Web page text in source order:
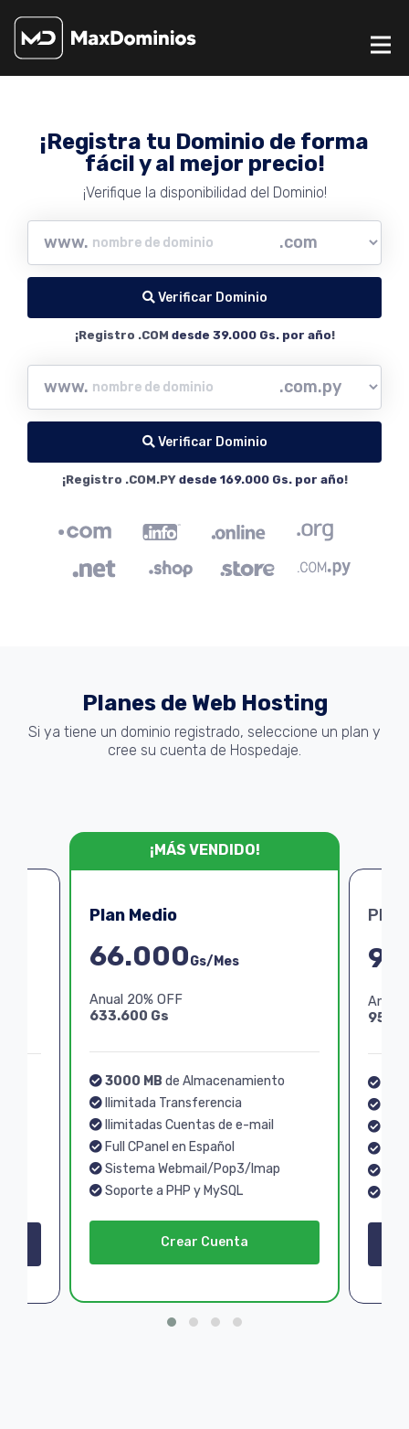
¡Registra tu Dominio de forma
fácil y al mejor precio!
¡Verifique la disponibilidad del Dominio!
www.
Verificar Dominio
¡Registro .COM desde 39.000 Gs. por año!
www.
Verificar Dominio
¡Registro .COM.PY desde 169.000 Gs. por año!
Planes de Web Hosting
Si ya tiene un dominio registrado, seleccione un plan y
cree su cuenta de Hospedaje.
¡MÁS VENDIDO!
Plan Medio
66.000Gs/Mes
Anual 20% OFF
633.600 Gs
3000 MB de Almacenamiento
Ilimitada Transferencia
Ilimitadas Cuentas de e-mail
Full CPanel en Español
Sistema Webmail/Pop3/Imap
Soporte a PHP y MySQL
Crear Cuenta
Plan
Anual